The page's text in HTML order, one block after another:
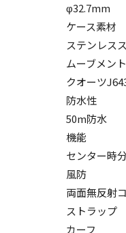
φ32.7mm
ケース素材
ステンレス
ムーブメント
クオーツ
防水性
50m防水
機能
センター時
風防
両面無反射
ストラップ
カーフ